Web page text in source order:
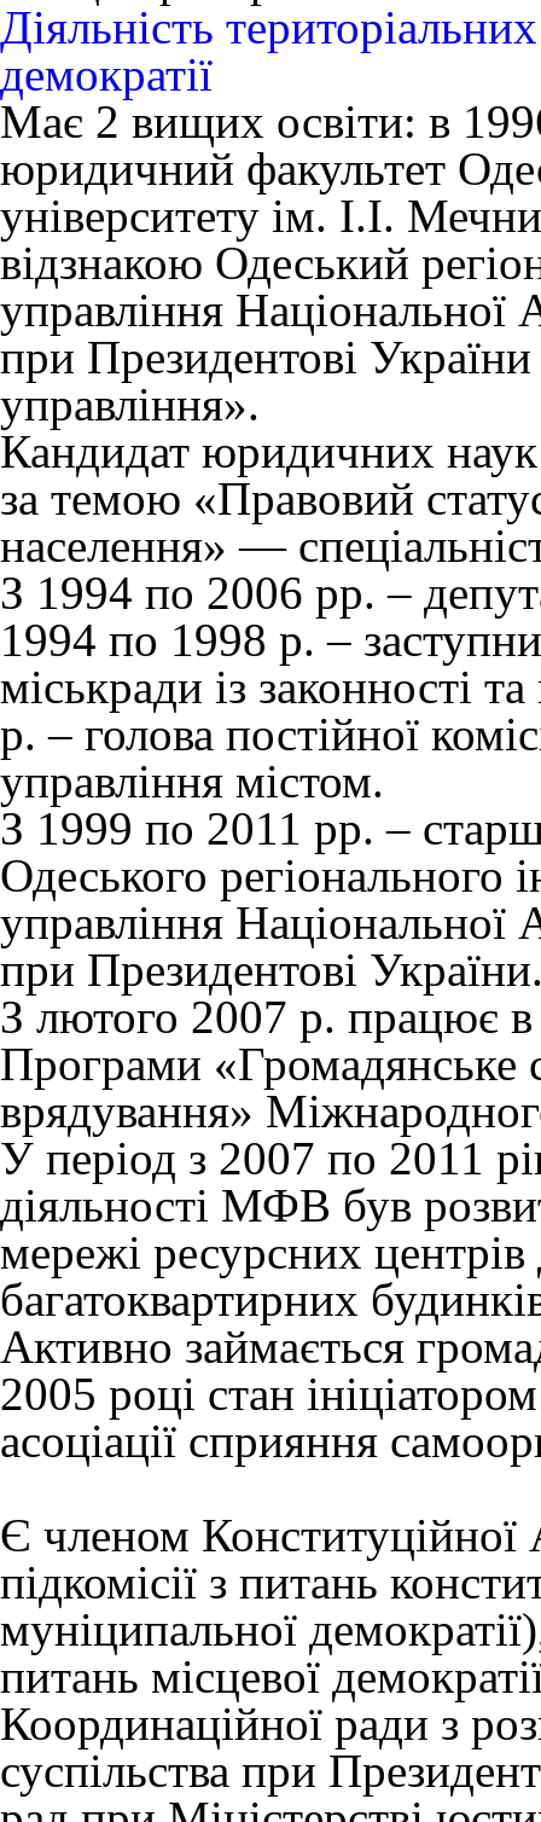
Діяльність
демократії
Має 2 вищих освіти: в
юридичний факультет
університету ім. І.І.
відзнакою Одеський
управління Національної
при Президентові
управління».
Кандидат юридичних
за темою «Правовий
населення» —
З 1994 по 2006 рр. –
1994 по 1998 р. –
міськради із законності
р. – голова постійної
управління містом.
З 1999 по 2011 рр. –
Одеського регіонального
управління Національної
при Президентові
З лютого 2007 р. працює в
Програми «Громадянське
врядування»
У період з 2007 по 2011
діяльності МФВ був
мережі ресурсних центрів
багатоквартирних
Активно займається
2005 році стан
асоціації сприяння
Є членом Конституційної
підкомісії з питань
муніципальної
питань місцевої
Координаційної ради з
суспільства при